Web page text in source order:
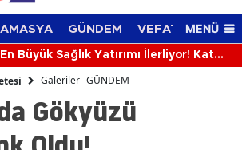
AMASYA GÜNDEM VEFAT EDENLER
MENÜ
Yatırımı İlerliyor! Kat
12:13
Galeriler GÜNDEM
Gökyüzü